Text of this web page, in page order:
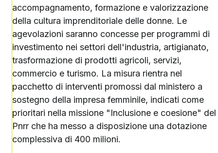
accompagnamento, formazione e valorizzazione
della cultura imprenditoriale delle donne. Le
agevolazioni saranno concesse per programmi di
investimento nei settori dell'industria, artigianato,
trasformazione di prodotti agricoli, servizi,
commercio e turismo. La misura rientra nel
pacchetto di interventi promossi dal ministero a
sostegno della impresa femminile, indicati come
prioritari nella missione "Inclusione e coesione" del
Pnrr che ha messo a disposizione una dotazione
complessiva di 400 milioni.